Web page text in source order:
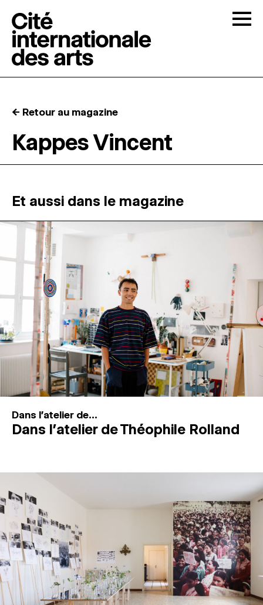
RÉSIDENCES ↓
ATELIERS OUVERTS
PROGRAMMATION
MAGAZINE
ESPACES DE PRATIQUE ARTISTIQUE ↓
Recherche
Connexion
← Retour au magazine
Kappes Vincent
Et aussi dans le magazine
Dans l'atelier de...
Dans l’atelier de Théophile Rolland